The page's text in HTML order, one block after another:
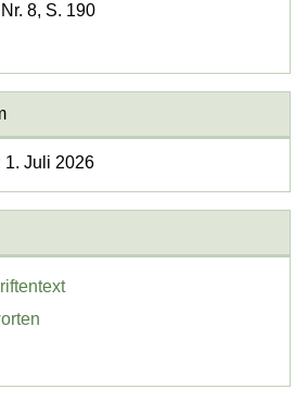
8, S. 190
1. Juli 2026